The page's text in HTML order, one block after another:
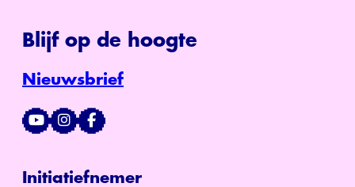
Blijf op de hoogte
Nieuwsbrief
Initiatiefnemer